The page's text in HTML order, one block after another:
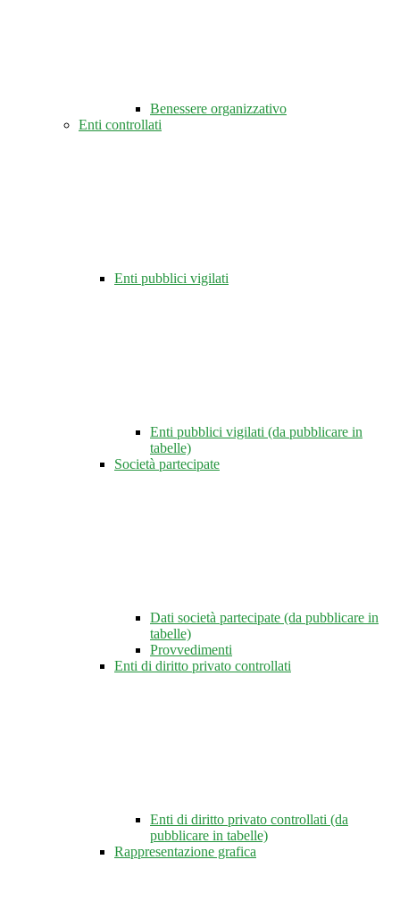
Benessere organizzativo
Enti controllati
Enti pubblici vigilati
Enti pubblici vigilati (da pubblicare in
tabelle)
Società partecipate
Dati società partecipate (da pubblicare in
tabelle)
Provvedimenti
Enti di diritto privato controllati
Enti di diritto privato controllati (da
pubblicare in tabelle)
Rappresentazione grafica